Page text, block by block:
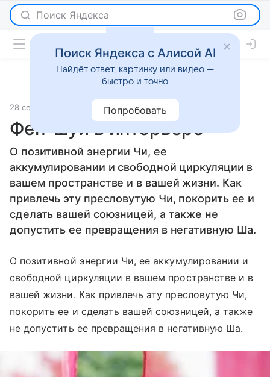
Поиск Яндекса
28 сентября 2012 Новости
Фен-шуй в интерьере
О позитивной энергии Чи, ее
аккумулировании и свободной циркуляции в
вашем пространстве и в вашей жизни. Как
привлечь эту пресловутую Чи, покорить ее и
сделать вашей союзницей, а также не
допустить ее превращения в негативную Ша.
О позитивной энергии Чи, ее аккумулировании и
свободной циркуляции в вашем пространстве и в
вашей жизни. Как привлечь эту пресловутую Чи,
покорить ее и сделать вашей союзницей, а также
не допустить ее превращения в негативную Ша.
Поиск Яндекса с Алисой AI
Найдёт ответ, картинку или видео —
быстро и точно
Попробовать